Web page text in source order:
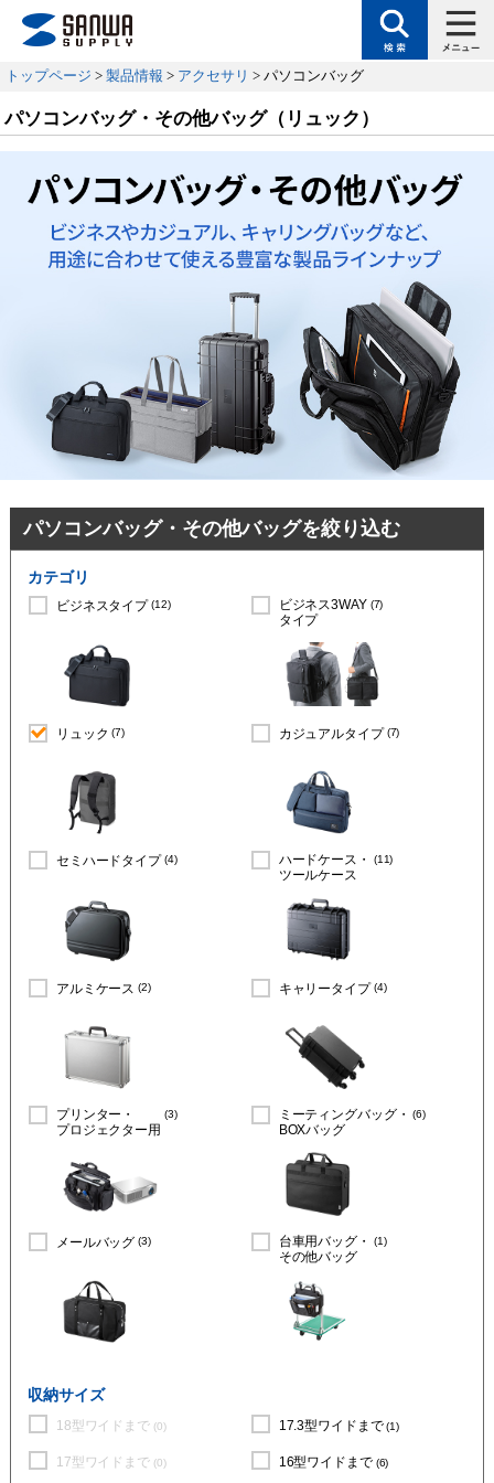
トップページ > 製品情報 > アクセサリ > パソコンバッグ
パソコンバッグ・その他バッグ（リュック）
パソコンバッグ・その他バッグを絞り込む
カテゴリ
ビジネスタイプ (12)
ビジネス3WAY
タイプ
(7)
リュック (7) カジュアルタイプ (7)
セミハードタイプ (4)
ハードケース・
ツールケース
(11)
アルミケース (2) キャリータイプ (4)
プリンター・
プロジェクター用
(3)
ミーティングバッグ・
BOXバッグ
(6)
メールバッグ (3)
台車用バッグ・
その他バッグ
(1)
収納サイズ
18型ワイドまで (0) 17.3型ワイドまで (1)
17型ワイドまで (0) 16型ワイドまで (6)